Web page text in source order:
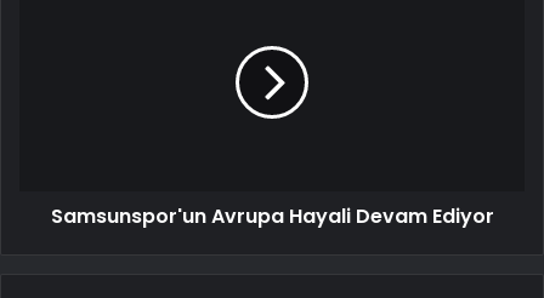
Samsunspor'un Avrupa Hayali Devam Ediyor